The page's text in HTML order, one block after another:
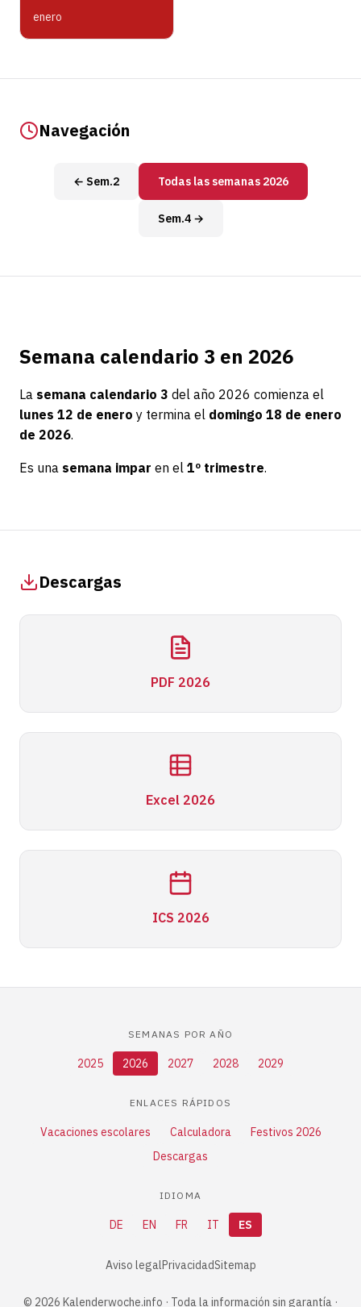
enero
Navegación
← Sem.2 Todas las semanas 2026
Sem.4 →
Semana calendario 3 en 2026
La semana calendario 3 del año 2026 comienza el
lunes 12 de enero y termina el domingo 18 de enero
de 2026.
Es una semana impar en el 1º trimestre.
Descargas
PDF 2026
Excel 2026
ICS 2026
SEMANAS POR AÑO
2025 2026 2027 2028 2029
ENLACES RÁPIDOS
Vacaciones escolares Calculadora
Festivos 2026
Descargas
IDIOMA
DE EN FR IT ES
Aviso legalPrivacidadSitemap
© 2026 Kalenderwoche.info · Toda la información sin garantía ·